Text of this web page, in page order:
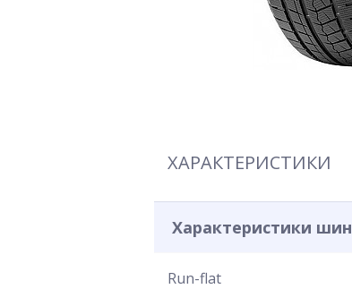
ХАРАКТЕРИСТИКИ
Характеристики шин
Run-flat